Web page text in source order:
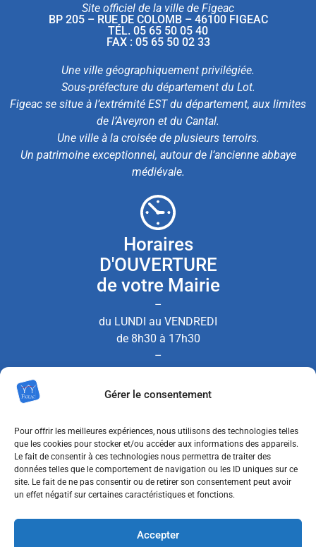
Gérer le consentement
Pour offrir les meilleures expériences, nous utilisons des technologies telles
que les cookies pour stocker et/ou accéder aux informations des appareils.
Le fait de consentir à ces technologies nous permettra de traiter des
données telles que le comportement de navigation ou les ID uniques sur ce
site. Le fait de ne pas consentir ou de retirer son consentement peut avoir
un effet négatif sur certaines caractéristiques et fonctions.
Accepter
Site officiel de la ville de Figeac
BP 205 – RUE DE COLOMB – 46100 FIGEAC
TÉL. 05 65 50 05 40
FAX : 05 65 50 02 33
Une ville géographiquement privilégiée.
Sous-préfecture du département du Lot.
Figeac se situe à l’extrémité EST du département, aux limites
de l’Aveyron et du Cantal.
Une ville à la croisée de plusieurs terroirs.
Un patrimoine exceptionnel, autour de l’ancienne abbaye
médiévale.
Horaires
D'OUVERTURE
de votre Mairie
–
du LUNDI au VENDREDI
de 8h30 à 17h30
–
Nous contacter
MENTIONS LÉGALES